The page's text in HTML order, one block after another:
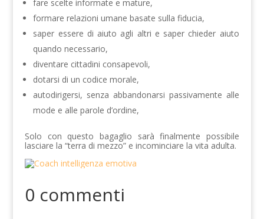
fare scelte informate e mature,
formare relazioni umane basate sulla fiducia,
saper essere di aiuto agli altri e saper chieder aiuto
quando necessario,
diventare cittadini consapevoli,
dotarsi di un codice morale,
autodirigersi, senza abbandonarsi passivamente alle
mode e alle parole d’ordine,
Solo con questo bagaglio sarà finalmente possibile
lasciare la “terra di mezzo” e incominciare la vita adulta.
0 commenti